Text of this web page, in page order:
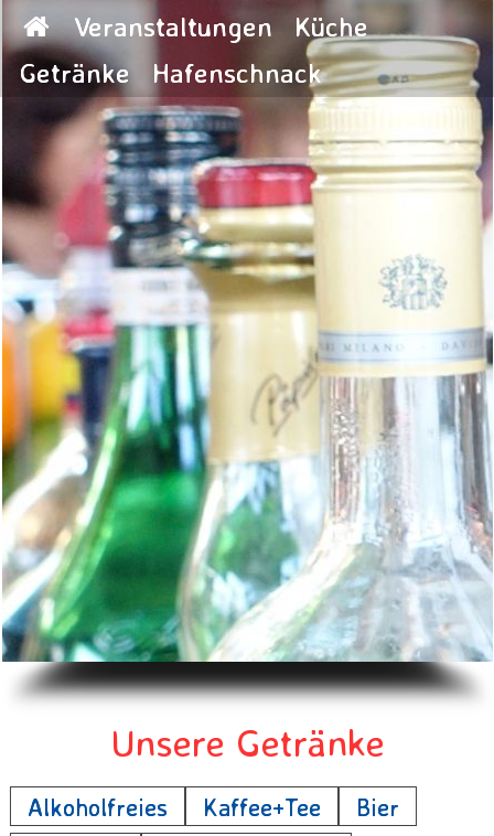
Veranstaltungen
Küche
Getränke
Hafenschnack
Unsere Getränke
Alkoholfreies Kaffee+Tee
Bier